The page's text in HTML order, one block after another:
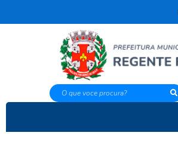
O que voce procura?